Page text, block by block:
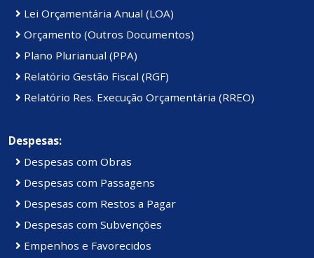
Lei Orçamentária Anual (LOA)
Orçamento (Outros Documentos)
Plano Plurianual (PPA)
Relatório Gestão Fiscal (RGF)
Relatório Res. Execução Orçamentária (RREO)
Despesas:
Despesas com Obras
Despesas com Passagens
Despesas com Restos a Pagar
Despesas com Subvenções
Empenhos e Favorecidos